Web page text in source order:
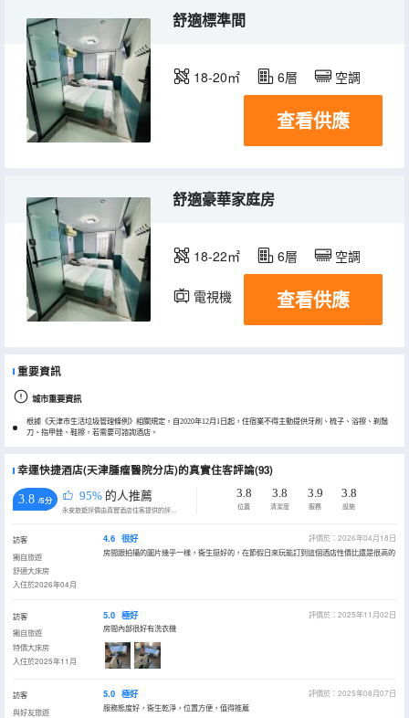
舒適標準間
18-20㎡ 6層 空調
查看供應
舒適豪華家庭房
18-22㎡ 6層 空調
電視機 查看供應
重要資訊
城市重要資訊
根據《天津市生活垃圾管理條例》相關規定，自2020年12月1日起，住宿業不得主動提供牙刷、梳子、浴擦、剃鬚
刀、指甲銼、鞋擦，若需要可諮詢酒店。
幸運快捷酒店(天津腫瘤醫院分店)的真實住客評論(93)
3.8 /5分 95% 的人推薦
永安旅遊評價由真實酒店住客提供的評價。
3.8
位置
3.8
清潔度
3.9
服務
3.8
設施
訪客
獨自旅遊
舒適大床房
入住於2026年04月
4.6 很好
評價於：2026年04月18日
房間跟拍攝的圖片幾乎一樣，衞生挺好的，在節假日來玩能訂到這個酒店性價比還是很高的
訪客
獨自旅遊
特價大床房
入住於2025年11月
5.0 極好
評價於：2025年11月02日
房間內部很好有洗衣機
訪客
與好友旅遊
5.0 極好
評價於：2025年08月07日
服務態度好，衞生乾淨，位置方便，值得推薦